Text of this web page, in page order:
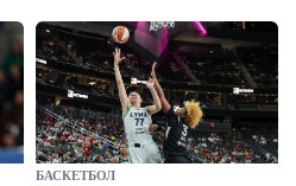
БАСКЕТБОЛ